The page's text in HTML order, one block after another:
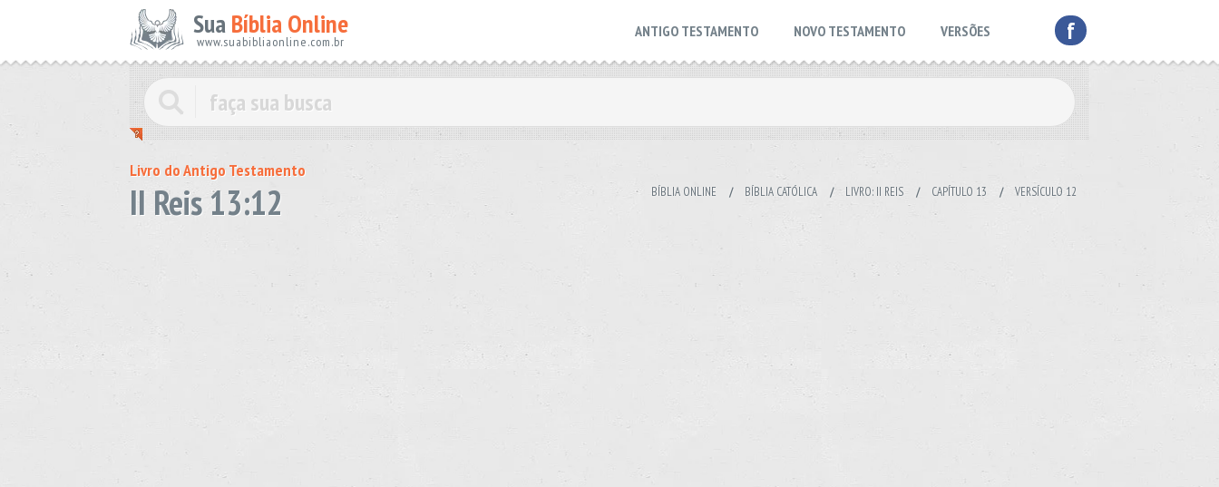
SuaBíblia Online
www.suabibliaonline.com.br f
ANTIGO TESTAMENTO NOVO TESTAMENTO VERSÕES
Livro do Antigo Testamento
II Reis 13:12 BÍBLIA ONLINE / BÍBLIA CATÓLICA / LIVRO: II REIS / CAPÍTULO 13 / VERSÍCULO 12